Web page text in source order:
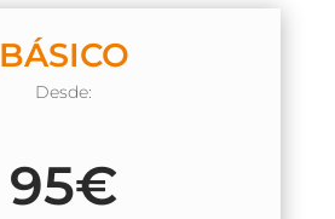
BÁSICO
Desde:
95€